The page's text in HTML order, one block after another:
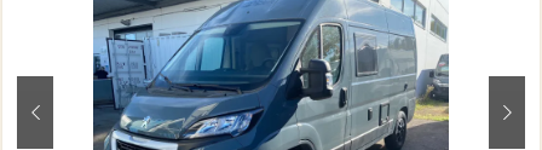
zurück